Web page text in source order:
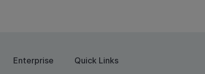
Enterprise Quick Links